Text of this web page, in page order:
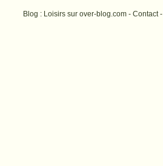
Blog : Loisirs sur over-blog.com - Contact -